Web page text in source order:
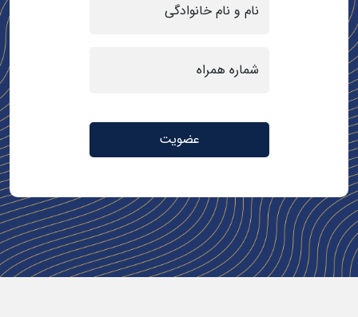
نام و نام خانوادگی
شماره همراه
عضویت